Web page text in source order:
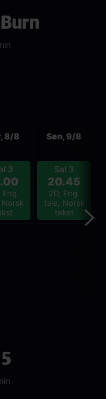
8/8
3
Søn, 9/8
Sal 3
20.45
2D, Eng.
tale, Norsk
tekst